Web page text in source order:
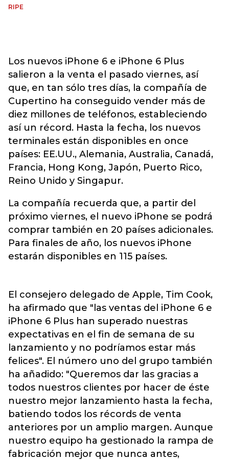
RIPE
Los nuevos iPhone 6 e iPhone 6 Plus
salieron a la venta el pasado viernes, así
que, en tan sólo tres días, la compañía de
Cupertino ha conseguido vender más de
diez millones de teléfonos, estableciendo
así un récord. Hasta la fecha, los nuevos
terminales están disponibles en once
países: EE.UU., Alemania, Australia, Canadá,
Francia, Hong Kong, Japón, Puerto Rico,
Reino Unido y Singapur.
La compañía recuerda que, a partir del
próximo viernes, el nuevo iPhone se podrá
comprar también en 20 países adicionales.
Para finales de año, los nuevos iPhone
estarán disponibles en 115 países.
El consejero delegado de Apple, Tim Cook,
ha afirmado que "las ventas del iPhone 6 e
iPhone 6 Plus han superado nuestras
expectativas en el fin de semana de su
lanzamiento y no podríamos estar más
felices". El número uno del grupo también
ha añadido: "Queremos dar las gracias a
todos nuestros clientes por hacer de éste
nuestro mejor lanzamiento hasta la fecha,
batiendo todos los récords de venta
anteriores por un amplio margen. Aunque
nuestro equipo ha gestionado la rampa de
fabricación mejor que nunca antes,